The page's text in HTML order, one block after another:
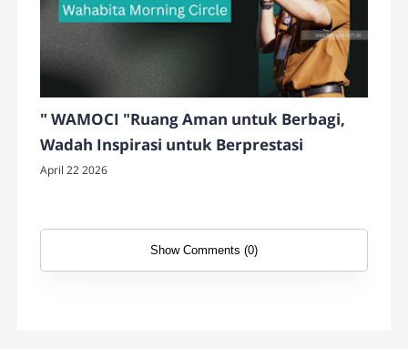
" WAMOCI "Ruang Aman untuk Berbagi,
Wadah Inspirasi untuk Berprestasi
April 22 2026
Show Comments (0)